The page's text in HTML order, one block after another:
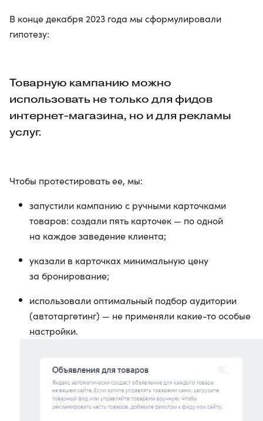
В конце декабря 2023 года мы сформулировали
гипотезу:
Товарную кампанию можно
использовать не только для фидов
интернет-магазина, но и для рекламы
услуг.
Чтобы протестировать ее, мы:
запустили кампанию с ручными карточками
товаров: создали пять карточек — по одной
на каждое заведение клиента;
указали в карточках минимальную цену
за бронирование;
использовали оптимальный подбор аудитории
(автотаргетинг) — не применяли какие-то особые
настройки.